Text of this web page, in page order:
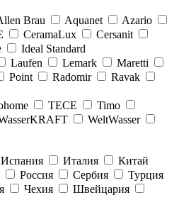
Brau Aquanet
Azario
CeramaLux
Cersanit
Ideal Standard
Laufen Lemark
Maretti
Point Radomir
Ravak
TECE
Timo
WeltWasser
Испания Италия
Китай
Россия Сербия
Турция
Чехия
Швейцария